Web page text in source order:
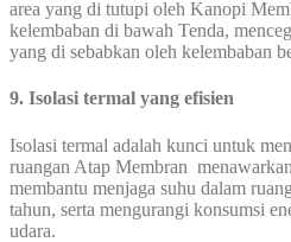
area yang di tutupi oleh Kanopi
kelembaban di bawah Tenda,
yang di sebabkan oleh kelembaban
9. Isolasi termal yang efisien
Isolasi termal adalah kunci untuk
ruangan Atap Membran
membantu menjaga suhu dalam
tahun, serta mengurangi konsumsi
udara.